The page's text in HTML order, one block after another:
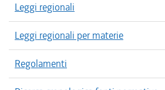
Leggi regionali
Leggi regionali per materie
Regolamenti